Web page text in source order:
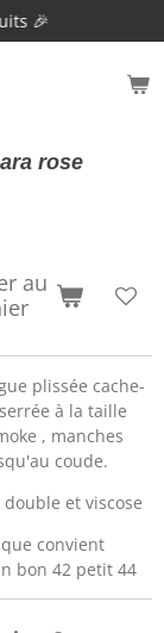
🎉
rose
au
plissée cache-
à la taille
, manches
coude.
double et viscose
convient
bon 42 petit 44